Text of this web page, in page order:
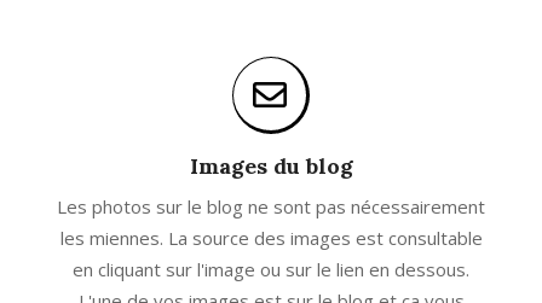
Images du blog
Les photos sur le blog ne sont pas nécessairement
les miennes. La source des images est consultable
en cliquant sur l'image ou sur le lien en dessous.